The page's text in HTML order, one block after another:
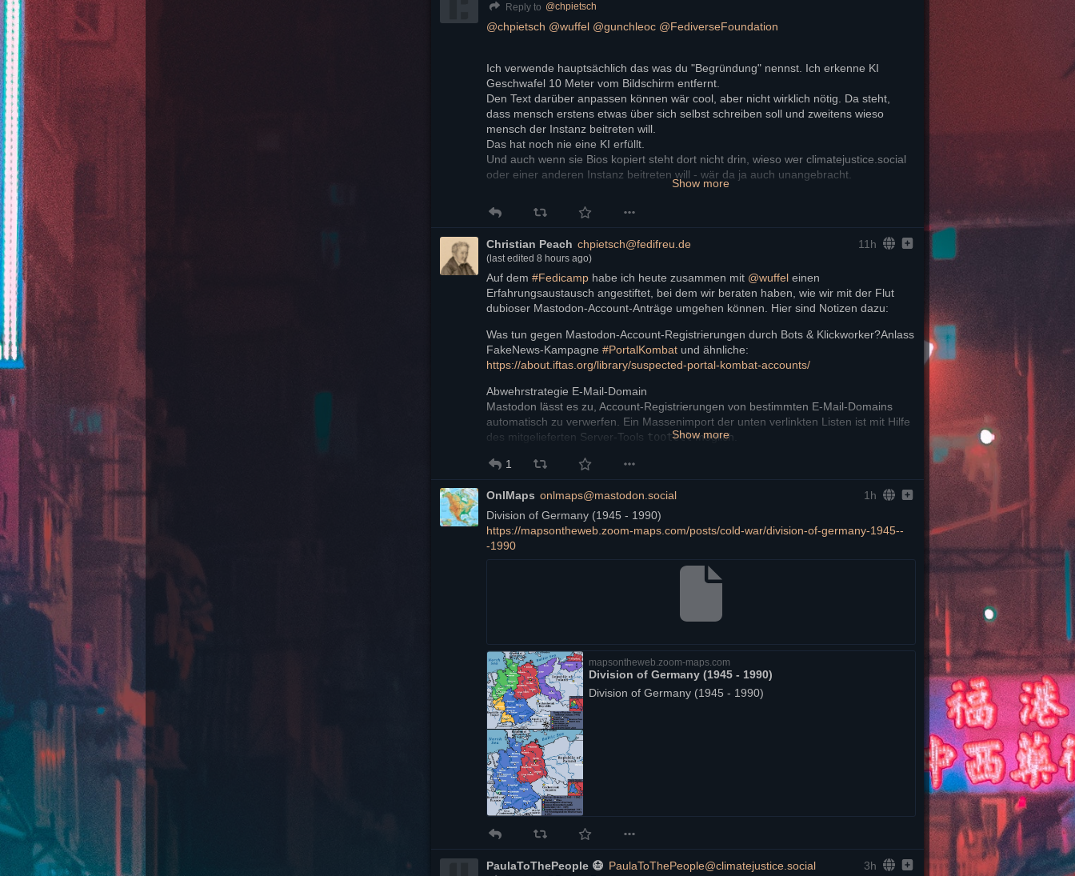
Reply to @chpietsch
Show more
@chpietsch @wuffel @gunchleoc @FediverseFoundation
Ich verwende hauptsächlich das was du "Begründung" nennst. Ich erkenne KI
Geschwafel 10 Meter vom Bildschirm entfernt.
Den Text darüber anpassen können wär cool, aber nicht wirklich nötig. Da steht,
dass mensch erstens etwas über sich selbst schreiben soll und zweitens wieso
mensch der Instanz beitreten will.
Das hat noch nie eine KI erfüllt.
Und auch wenn sie Bios kopiert steht dort nicht drin, wieso wer climatejustice.social
oder einer anderen Instanz beitreten will - wär da ja auch unangebracht.
schießen.
Ich find das alles keinen großen Aufwand. Was den meisten Moderator*innen im
Fediverse wirklich viel unbezahlte Arbeit nehmen würde wären 2 Dinge:
* Mastodon streicht die Option für offene Registrierungen aus der Software
* und führt eine Obergrenze von 2k aktiven Profilen pro Instanz ein
(* andere Fediverse Projekte sollten das auch tun, aber v.a. bei Mastodon wärs
Christian Peach chpietsch@fedifreu.de 11h
(last edited 8 hours ago)
Show more
Auf dem #Fedicamp habe ich heute zusammen mit @wuffel einen
Erfahrungsaustausch angestiftet, bei dem wir beraten haben, wie wir mit der Flut
dubioser Mastodon-Account-Anträge umgehen können. Hier sind Notizen dazu:
Was tun gegen Mastodon-Account-Registrierungen durch Bots & Klickworker?Anlass
FakeNews-Kampagne #PortalKombat
https://about.iftas.org/library/suspected-portal-kombat-accounts/
Abwehrstrategie E-Mail-Domain
Mastodon lässt es zu, Account-Registrierungen von bestimmten E-Mail-Domains
automatisch zu verwerfen. Ein Massenimport der unten verlinkten Listen ist mit Hilfe
des mitgelieferten Server-Tools tootctl möglich.
Repo dazu: https:// github.com/disposable/disposab
Bei so einer langen Liste steigt die Gefahr des Overblockings.
Bewährte Teilmenge der obigen Liste mit ca. 7.000 Wegwerf-Domains:
https://
github.com/disposable-email-do
mains/disposable-email-domains
codeberg.org/datenfreude/email
untersuchen, die ein Antragsteller verwendet hat. Ein mächtigeres Tool ist
wenn man die API-Keys einiger Webdienste hinterlegt:
https://github.com/pirxthepilot/wtfis
Viele der Bots oder Klickarbeiter:innen nutzen Tor, andere Proxies oder Cloud-IPs.
Anders gesagt: IPs von Heimanschlüssen sind ein positives Signal.
Abwehrstrategie Begründung
Viele Bots und Klickworker benutzen stinklangweilige Begründungen. Manche sind
besonders dreist und verwenden die Bios beliebiger Fediverse-Accounts als
Begründung. Beim Prüfen dieser Anträge kann es also sinnvoll sein, die Begründung
ins Suchfeld einer großen Mastodon-Instanz zu kopieren.
Sehr sinnvoll erscheint es uns, den Text über dem Antragsformular anzupassen, um
Antragstellende aufzufordern, in ihrer Begründung bestimmte Dinge zu erwähnen.
1
OnlMaps onlmaps@mastodon.social
1h
Division of Germany (1945 - 1990)
https://mapsontheweb.zoom-maps.com/posts/cold-war/division-of-germany-1945--
-1990
mapsontheweb.zoom-maps.com
Division of Germany (1945 - 1990)
Division of Germany (1945 - 1990)
PaulaToThePeople 😷 PaulaToThePeople@climatejustice.social 3h